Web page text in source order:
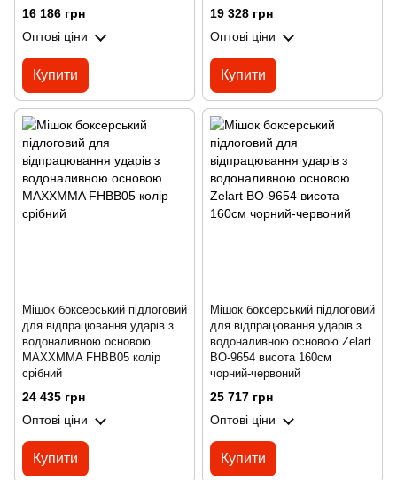
16 186 грн
Оптові ціни
Купити
19 328 грн
Оптові ціни
Купити
Мішок боксерський підлоговий
для відпрацювання ударів з
водоналивною основою
MAXXMMA FHBB05 колір
срібний
24 435 грн
Оптові ціни
Купити
Мішок боксерський підлоговий
для відпрацювання ударів з
водоналивною основою Zelart
BO-9654 висота 160см
чорний-червоний
25 717 грн
Оптові ціни
Купити